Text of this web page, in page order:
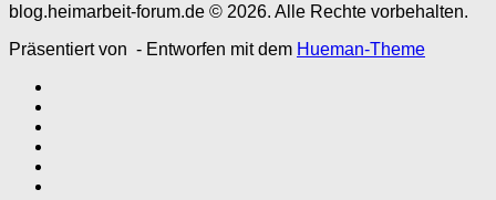
blog.heimarbeit-forum.de © 2026. Alle Rechte vorbehalten.
Präsentiert von - Entworfen mit dem Hueman-Theme